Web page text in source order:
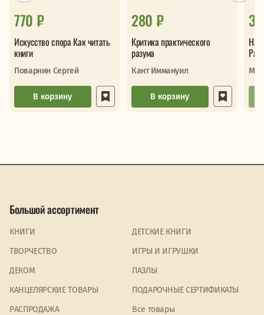
770 ₽
Искусство спора Как читать
книги
Поварнин Сергей
В корзину
280 ₽
Критика практического
разума
Кант Иммануил
В корзину
Большой ассортимент
КНИГИ
ДЕТСКИЕ КНИГИ
ТВОРЧЕСТВО
ИГРЫ И ИГРУШКИ
ДЕКОМ
ПАЗЛЫ
КАНЦЕЛЯРСКИЕ ТОВАРЫ
ПОДАРОЧНЫЕ СЕРТИФИКАТЫ
PАСПРОДАЖА
Все товары